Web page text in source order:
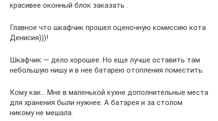
красивее оконный блок заказать .
Главное что шкафчик прошел оценочную комиссию кота
Денисия)))!
Шкафчик — дело хорошее. Но еще лучше оставить там
небольшую нишу и в нее батарею отопления поместить.
Кому как… Мне в маленькой кухне дополнительные места
для хранения были нужнее. А батарея и за столом
никому не мешала.